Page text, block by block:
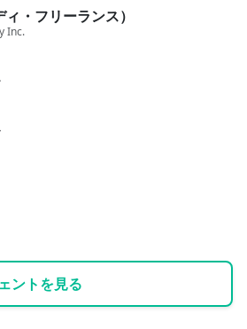
・フリーランス）
Inc.
ントを見る